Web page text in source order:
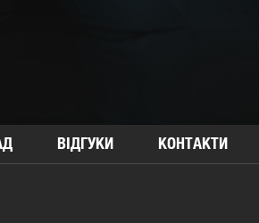
ВІДГУКИ КОНТАКТИ